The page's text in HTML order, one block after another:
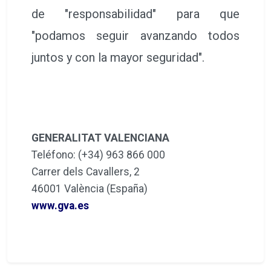
de "responsabilidad" para que
"podamos seguir avanzando todos
juntos y con la mayor seguridad".
GENERALITAT VALENCIANA
Teléfono: (+34) 963 866 000
Carrer dels Cavallers, 2
46001 València (España)
www.gva.es